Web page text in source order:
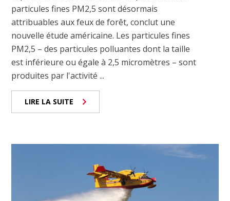
particules fines PM2,5 sont désormais
attribuables aux feux de forêt, conclut une
nouvelle étude américaine. Les particules fines
PM2,5 – des particules polluantes dont la taille
est inférieure ou égale à 2,5 micromètres – sont
produites par l'activité ...
LIRE LA SUITE